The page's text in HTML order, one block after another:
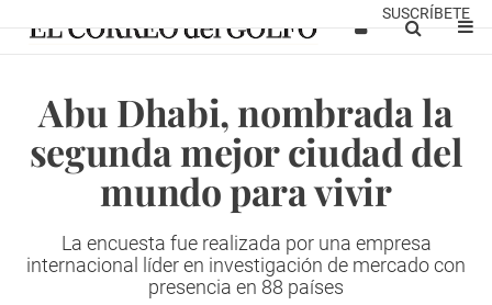
SUSCRÍBETE
Abu Dhabi, nombrada la
segunda mejor ciudad del
mundo para vivir
La encuesta fue realizada por una empresa
internacional líder en investigación de mercado con
presencia en 88 países